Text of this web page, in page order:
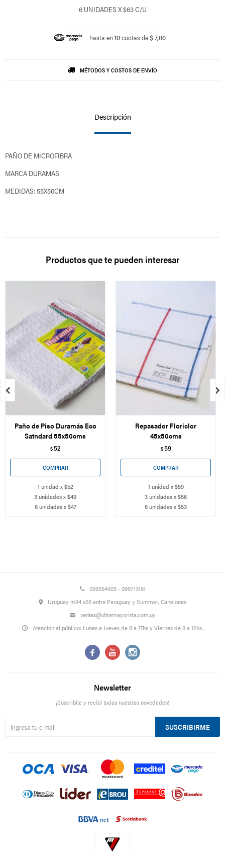
6 UNIDADES X $63 C/U
hasta en 10cuotas de$ 7,00
MÉTODOS Y COSTOS DE ENVÍO
Descripción
PAÑO DE MICROFIBRA
MARCA DURAMAS
MEDIDAS: 55X50CM
Productos que te pueden interesar
Paño de Piso Duramás Eco
Satndard 55x50cms
$52
1 unidad x $52
3 unidades x $49
6 unidades x $47
Repasador Floriclor
45x50cms
$59
1 unidad x $59
3 unidades x $56
6 unidades x $53
 
099354903 - 099713181
Uruguay m94 s26 entre Paraguay y Summer, Canelones
ventas@ultramayorista.com.uy
Atención al público: Lunes a Jueves de 8 a 17hs y Viernes de 8 a 16hs.
  
Newsletter
¡Suscribite y recibí todas nuestras novedades!
SUSCRIBIRME